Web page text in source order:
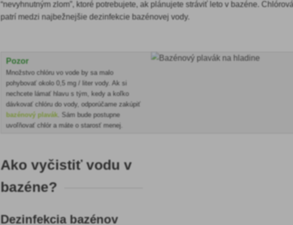
“nevyhnutným zlom”, ktoré potrebujete, ak plánujete stráviť leto v bazéne.
patrí medzi najbežnejšie dezinfekcie bazénovej vody.
Pozor
Množstvo chlóru vo vode by sa malo
pohybovať okolo 0,5 mg / liter vody. Ak si
nechcete lámať hlavu s tým, kedy a koľko
dávkovať chlóru do vody, odporúčame zakúpiť
bazénový plavák. Sám bude postupne
uvoľňovať chlór a máte o starosť menej.
Ako vyčistiť vodu v
bazéne?
Dezinfekcia bazénov